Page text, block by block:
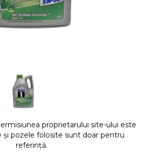
proprietarului site-ului este
și pozele folosite sunt doar pentru
referință.